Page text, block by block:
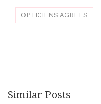
OPTICIENS AGREES
Similar Posts